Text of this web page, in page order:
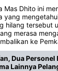
Mas Dhito ini
yang
hilang tersebut
merasa
ke
Dua Personel
Lainnya